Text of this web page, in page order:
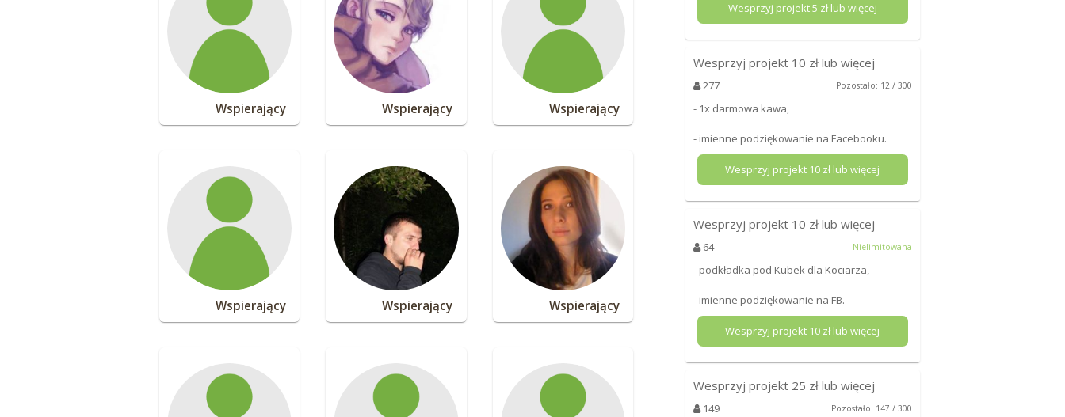
Wspierający Wspierający Wspierający
Wspierający Wspierający Wspierający
Wesprzyj projekt5 zł lub więcej
Wesprzyj projekt 10 zł lub więcej
277 Pozostało: 12 / 300
- 1x darmowa kawa,
- imienne podziękowanie na Facebooku.
Wesprzyj projekt 10 zł lub więcej
Wesprzyj projekt 10 zł lub więcej
64 Nielimitowana
- podkładka pod Kubek dla Kociarza,
- imienne podziękowanie na FB.
Wesprzyj projekt 10 zł lub więcej
Wesprzyj projekt 25 zł lub więcej
149 Pozostało: 147 / 300